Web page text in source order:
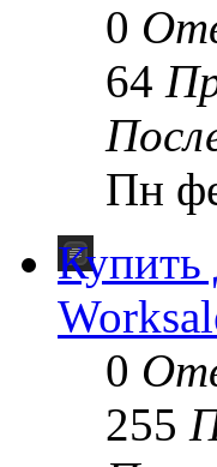
0
64
Пн
Купить
0
255